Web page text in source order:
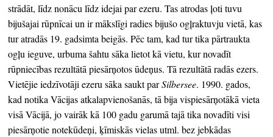
strādāt, līdz nonācu līdz idejai par ezeru. Tas atrodas ļoti tuvu
bijušajai rūpnīcai un ir mākslīgi radies bijušo ogļraktuvju vietā, kas
tur atradās 19. gadsimta beigās. Pēc tam, kad tur tika pārtraukta
ogļu ieguve, urbuma šahtu sāka lietot kā vietu, kur novadīt
rūpniecības rezultātā piesārņotos ūdeņus. Tā rezultātā radās ezers.
Vietējie iedzīvotāji ezeru sāka saukt parSilbersee. 1990. gados,
kad notika Vācijas atkalapvienošanās, tā bija vispiesārņotākā vieta
visā Vācijā, jo vairāk kā 100 gadu garumā tajā tika novadīti visi
piesārņotie notekūdeņi, ķīmiskās vielas utml. bez jebkādas